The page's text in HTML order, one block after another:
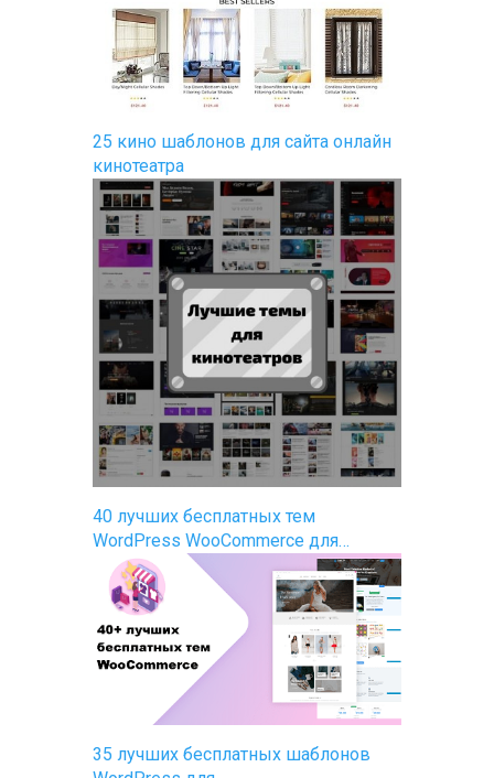
25 кино шаблонов для сайта онлайн
кинотеатра
40 лучших бесплатных тем
WordPress WooCommerce для…
35 лучших бесплатных шаблонов